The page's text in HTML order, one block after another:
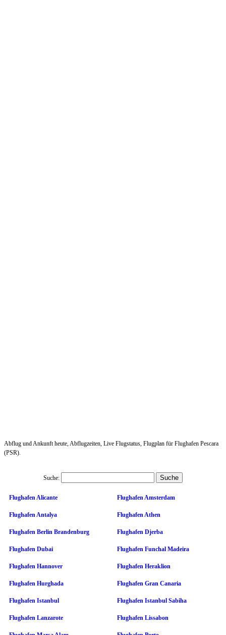
Abflug und Ankunft heute, Abflugzeiten, Live Flugstatus, Flugplan für Flughafen Pescara
(PSR).
Suche:
Flughafen Alicante Flughafen Amsterdam
Flughafen Antalya Flughafen Athen
Flughafen Berlin Brandenburg Flughafen Djerba
Flughafen Dubai Flughafen Funchal Madeira
Flughafen Hannover Flughafen Heraklion
Flughafen Hurghada Flughafen Gran Canaria
Flughafen Istanbul Flughafen Istanbul Sabiha
Flughafen Lanzarote Flughafen Lissabon